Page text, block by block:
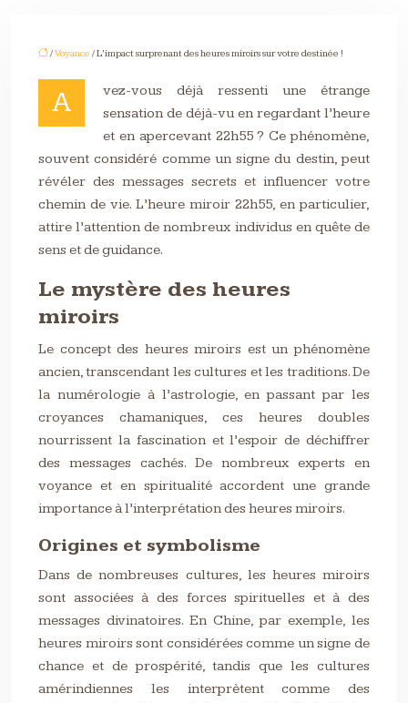
/Voyance / L’impact surprenant des heures miroirs sur votre destinée !
A
vez-vous déjà ressenti une étrange
sensation de déjà-vu en regardant l’heure
et en apercevant 22h55 ? Ce phénomène,
souvent considéré comme un signe du destin, peut
révéler des messages secrets et influencer votre
chemin de vie. L’heure miroir 22h55, en particulier,
attire l’attention de nombreux individus en quête de
sens et de guidance.
Le mystère des heures
miroirs
Le concept des heures miroirs est un phénomène
ancien, transcendant les cultures et les traditions. De
la numérologie à l’astrologie, en passant par les
croyances chamaniques, ces heures doubles
nourrissent la fascination et l’espoir de déchiffrer
des messages cachés. De nombreux experts en
voyance et en spiritualité accordent une grande
importance à l’interprétation des heures miroirs.
Origines et symbolisme
Dans de nombreuses cultures, les heures miroirs
sont associées à des forces spirituelles et à des
messages divinatoires. En Chine, par exemple, les
heures miroirs sont considérées comme un signe de
chance et de prospérité, tandis que les cultures
amérindiennes les interprètent comme des